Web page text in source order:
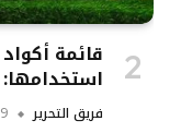
فريق التحرير 19